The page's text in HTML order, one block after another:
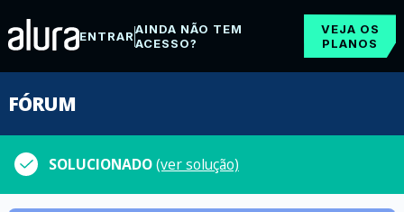
ENTRARAINDA NÃO TEM
ACESSO?
VEJA OS
PLANOS
FÓRUM
SOLUCIONADO(ver solução)